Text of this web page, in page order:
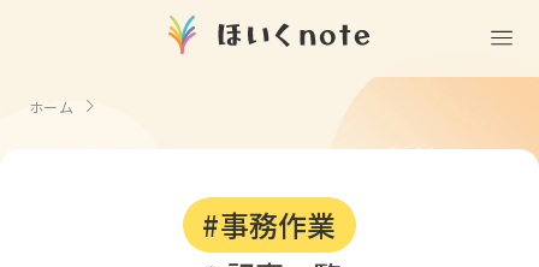
(無料)
室内遊び・道具なし
記念日・行事の由来
ホーム
#事務作業